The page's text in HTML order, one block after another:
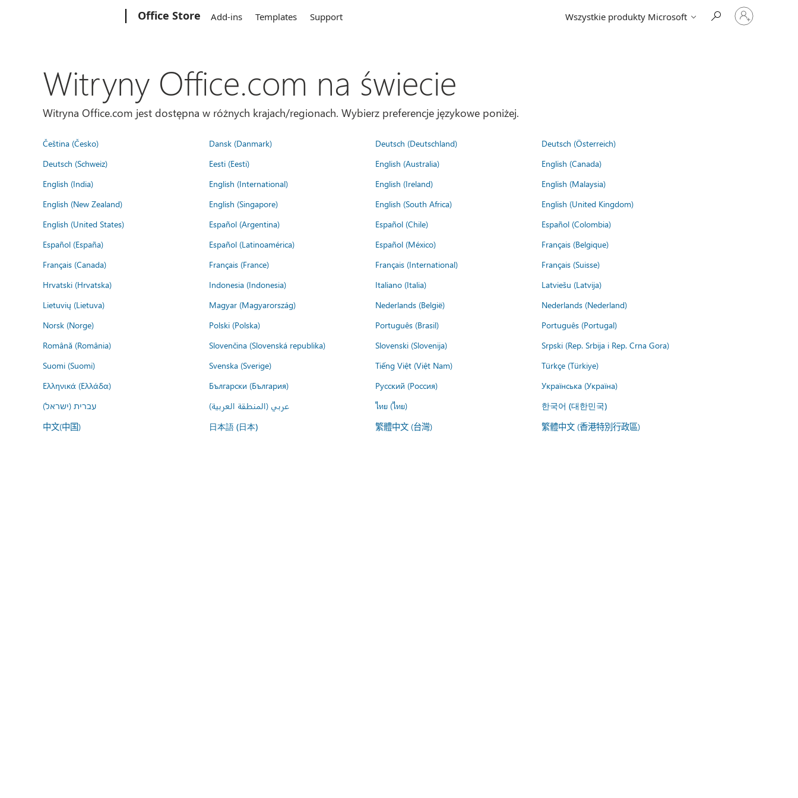
Office Store Add-ins Templates Support Wszystkie produkty Microsoft
Zaloguj
się
Witryny Office.com na świecie
Witryna Office.com jest dostępna w różnych krajach/regionach. Wybierz preferencje językowe poniżej.
Čeština (Česko) Dansk (Danmark) Deutsch (Deutschland)
Deutsch (Österreich)
Deutsch (Schweiz)
Eesti (Eesti) English (Australia)
English (Canada)
English (India)
English (International) English (Ireland)
English (Malaysia)
English (New Zealand)
English (Singapore) English (South Africa)
English (United Kingdom)
English (United States)
Español (Argentina) Español (Chile)
Español (Colombia)
Español (España)
Español (Latinoamérica) Español (México)
Français (Belgique)
Français (Canada)
Français (France) Français (International)
Français (Suisse)
Hrvatski (Hrvatska)
Indonesia (Indonesia) Italiano (Italia)
Latviešu (Latvija)
Lietuvių (Lietuva)
Magyar (Magyarország) Nederlands (België)
Nederlands (Nederland)
Norsk (Norge)
Polski (Polska) Português (Brasil)
Português (Portugal)
Română (România)
Slovenčina (Slovenská republika) Slovenski (Slovenija)
Srpski (Rep. Srbija i Rep. Crna Gora)
Suomi (Suomi)
Svenska (Sverige) Tiếng Việt (Việt Nam)
Türkçe (Türkiye)
Ελληνικά (Ελλάδα)
Български (България) Русский (Россия)
Українська (Україна)
עברית (ישראל)
عربي (المنطقة العربية) ไทย (ไทย) 한국어 (대한민국)
中文(中国) 日本語 (日本) 繁體中文 (台灣) 繁體中文 (香港特別行政區)